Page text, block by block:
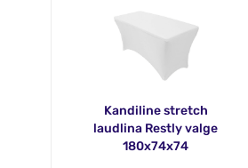
Kandiline stretch
laudlina Restly valge
180x74x74